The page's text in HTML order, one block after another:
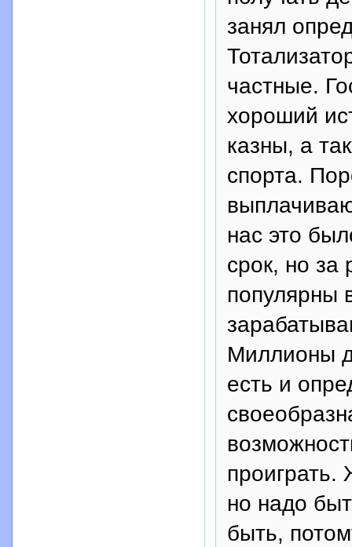
занял
частные.
хороший
казны, а
спорта.
нас это
срок, но за
популярны
Миллионы
есть и
проиграть.
но надо
быть,